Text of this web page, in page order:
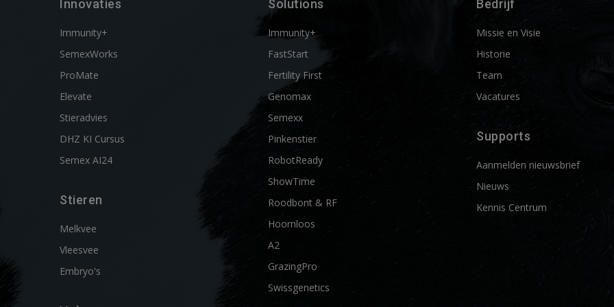
Innovaties
Immunity+
SemexWorks
ProMate
Elevate
Stieradvies
DHZ KI Cursus
Semex AI24
Stieren
Melkvee
Vleesvee
Embryo's
Solutions
Immunity+
FastStart
Fertility First
Genomax
Semexx
Pinkenstier
RobotReady
ShowTime
Roodbont & RF
Hoornloos
A2
GrazingPro
Swissgenetics
Bedrijf
Missie en Visie
Historie
Team
Vacatures
Supports
Aanmelden nieuwsbrief
Nieuws
Kennis Centrum